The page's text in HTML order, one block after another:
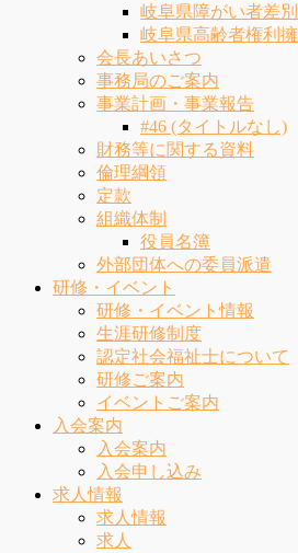
岐阜県障がい者差
岐阜県高齢者権利
会長あいさつ
事務局のご案内
事業計画・事業報告
#46 (タイトルなし)
財務等に関する資料
倫理綱領
定款
組織体制
役員名簿
外部団体への委員派遣
研修・イベント
研修・イベント情報
生涯研修制度
認定社会福祉士について
研修ご案内
イベントご案内
入会案内
入会案内
入会申し込み
求人情報
求人情報
求人